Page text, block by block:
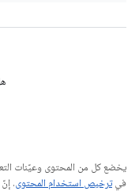
يخضع كل من المحتوى وعيّنات
فيترخيص استخدام المحتوى